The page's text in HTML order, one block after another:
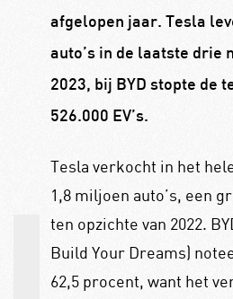
afgelopen jaar. Tesla
auto’s in de laatste drie
2023, bij BYD stopte de
526.000 EV’s.
Tesla verkocht in het
1,8 miljoen auto’s, een
ten opzichte van 2022.
Build Your Dreams)
62,5 procent, want het